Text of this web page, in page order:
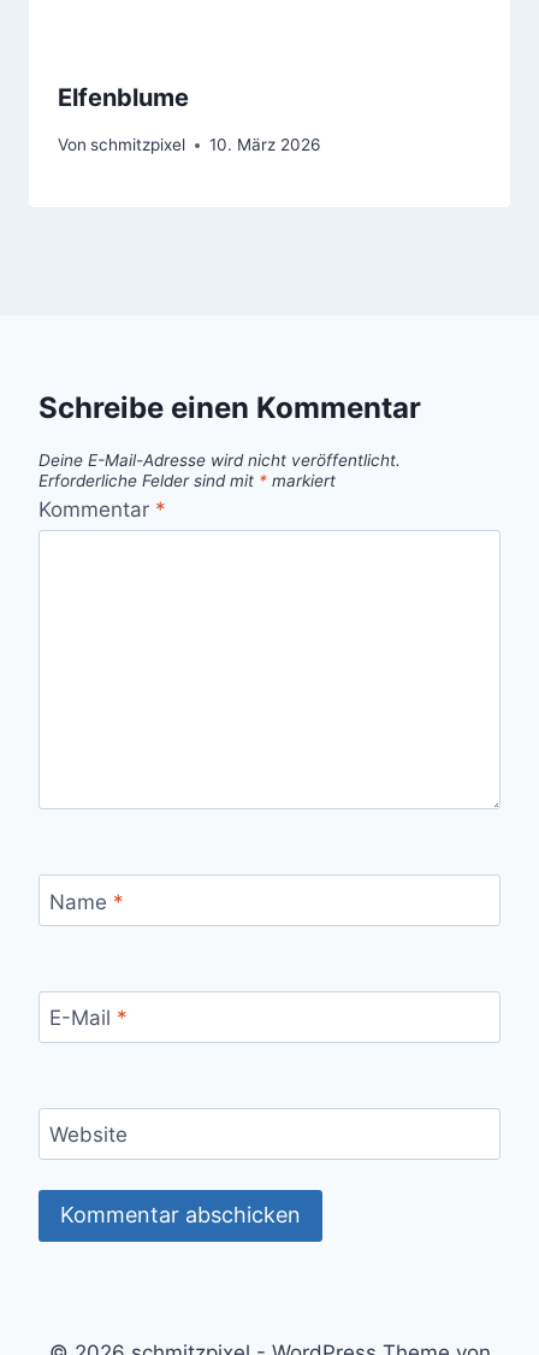
Elfenblume
Von schmitzpixel 10. März 2026
Schreibe einen Kommentar
Deine E-Mail-Adresse wird nicht veröffentlicht.
Erforderliche Felder sind mit * markiert
Kommentar *
Name *
E-Mail *
Website